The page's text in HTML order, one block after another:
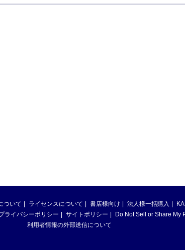
ついて ライセンスについて 書店様向け 法人様一括購入
ライバシーポリシー サイトポリシー
Do Not Sell or Share My
利用者情報の外部送信について